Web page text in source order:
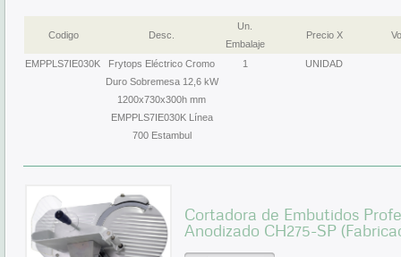
Codigo Desc.
Un.
Embalaje
Precio X
EMPPLS7IE030K
Frytops Eléctrico Cromo
Duro Sobremesa 12,6 kW
1200x730x300h mm
EMPPLS7IE030K Línea
700 Estambul
1 UNIDAD
Cortadora de Embutidos
Anodizado CH275-SP